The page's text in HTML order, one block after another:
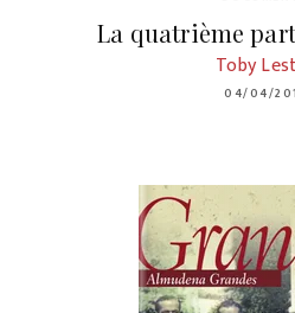
La quatrième
Toby
04/04/